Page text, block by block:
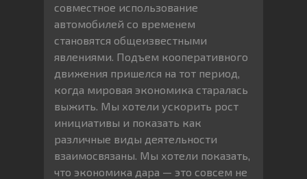
совместное использование
автомобилей со временем
становятся общеизвестными
явлениями. Подъем кооперативного
движения пришелся на тот период,
когда мировая экономика старалась
выжить. Мы хотели ускорить рост
инициативы и показать как
различные виды деятельности
взаимосвязаны. Мы хотели показать,
что экономика дара — это совсем не